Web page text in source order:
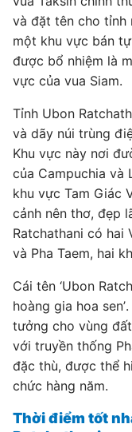
và đặt tên cho tỉnh
một khu vực bán
được bổ nhiệm là
vực của vua Siam.
Tỉnh Ubon
và dãy núi trùng
Khu vực này nơi
của Campuchia và
khu vực Tam Giác
cảnh nên thơ, đẹp
Ratchathani có hai
và Pha Taem, hai
Cái tên ‘Ubon
hoàng gia hoa
tưởng cho vùng
với truyền thống
đặc thù, được thể
chức hàng năm.
Thời điểm tốt